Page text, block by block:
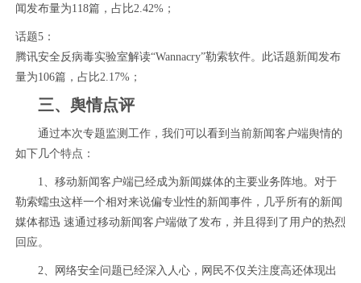
闻发布量为118篇，占比2.42%；
话题5：
腾讯安全反病毒实验室解读“Wannacry”勒索软件。此话题新闻发布
量为106篇，占比2.17%；
三、舆情点评
通过本次专题监测工作，我们可以看到当前新闻客户端舆情的
如下几个特点：
1、移动新闻客户端已经成为新闻媒体的主要业务阵地。对于
勒索蠕虫这样一个相对来说偏专业性的新闻事件，几乎所有的新闻
媒体都迅 速通过移动新闻客户端做了发布，并且得到了用户的热烈
回应。
2、网络安全问题已经深入人心，网民不仅关注度高还体现出